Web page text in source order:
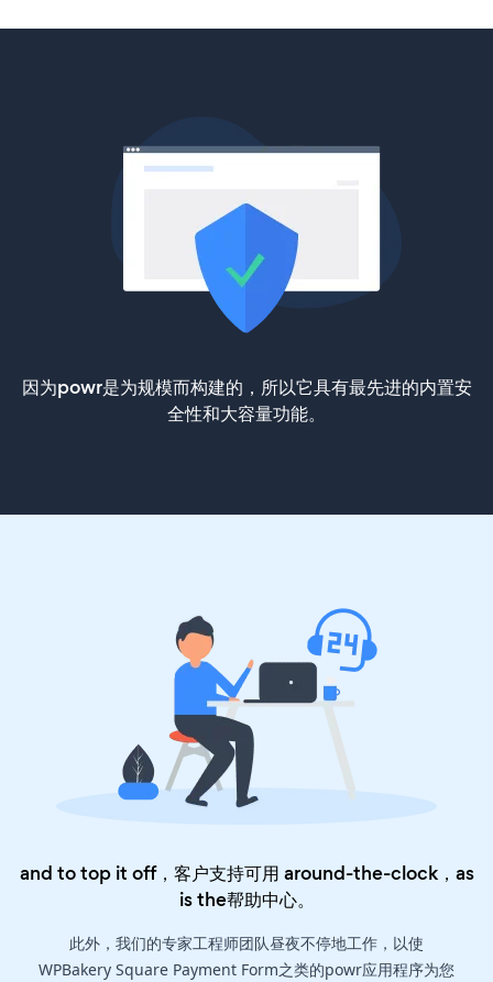
因为powr是为规模而构建的，所以它具有最先进的内置安
全性和大容量功能。
and to top it off，客户支持可用 around-the-clock，as
is the帮助中心。
此外，我们的专家工程师团队昼夜不停地工作，以使
WPBakery Square Payment Form之类的powr应用程序为您